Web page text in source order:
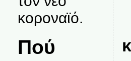
κοροναϊό.
Πού